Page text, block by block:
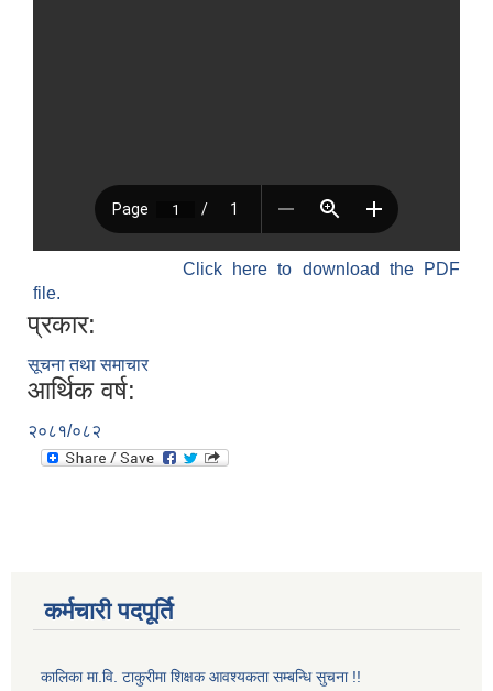
Click here to download the PDF
file.
प्रकार:
सूचना तथा समाचार
आर्थिक वर्ष:
२०८१/०८२
कर्मचारी पदपूर्ति
कालिका मा.वि. टाकुरीमा शिक्षक आवश्यकता सम्बन्धि सुचना !!